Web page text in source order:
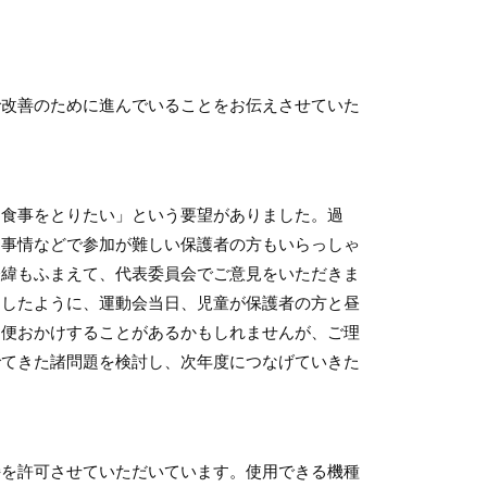
善のために進んでいることをお伝えさせていた
をとりたい」という要望がありました。過
情などで参加が難しい保護者の方もいらっしゃ
もふまえて、代表委員会でご意見をいただきま
たように、運動会当日、児童が保護者の方と昼
おかけすることがあるかもしれませんが、ご理
きた諸問題を検討し、次年度につなげていきた
可させていただいています。使用できる機種